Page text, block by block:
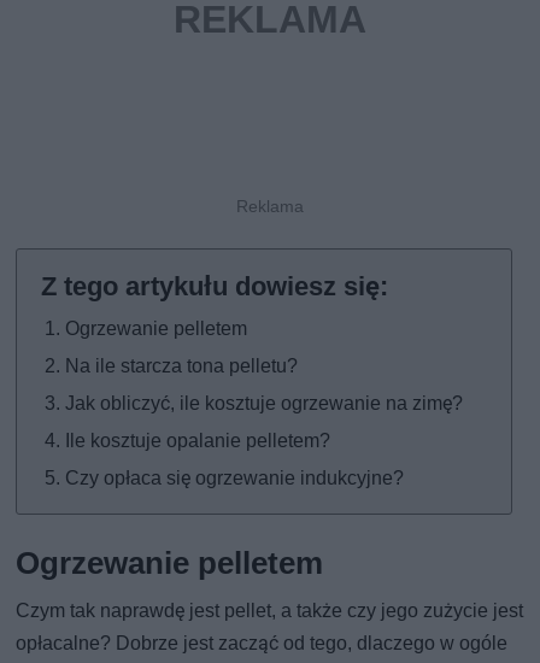
Ogrzewanie pelletem
Na ile starcza tona pelletu?
Jak obliczyć, ile kosztuje ogrzewanie na zimę?
Ile kosztuje opalanie pelletem?
Czy opłaca się ogrzewanie indukcyjne?
Ogrzewanie pelletem
Czym tak naprawdę jest pellet, a także czy jego zużycie jest
opłacalne? Dobrze jest zacząć od tego, dlaczego w ogóle